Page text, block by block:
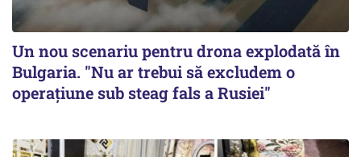
Un nou scenariu pentru drona explodată în
Bulgaria. "Nu ar trebui să excludem o
operațiune sub steag fals a Rusiei"